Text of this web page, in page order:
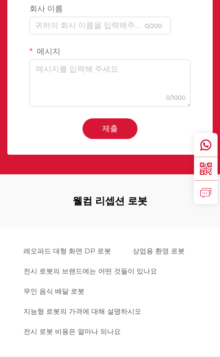
회사 이름
0/200
메시지
0/1000
제출
웰컴 리셉션 로봇
레오파드 대형 화면 DP 로봇 상업용 환영 로봇
전시 로봇의 브랜드에는 어떤 것들이 있나요
무인 음식 배달 로봇
지능형 로봇의 가격에 대해 설명하시오
전시 로봇 비용은 얼마나 되나요